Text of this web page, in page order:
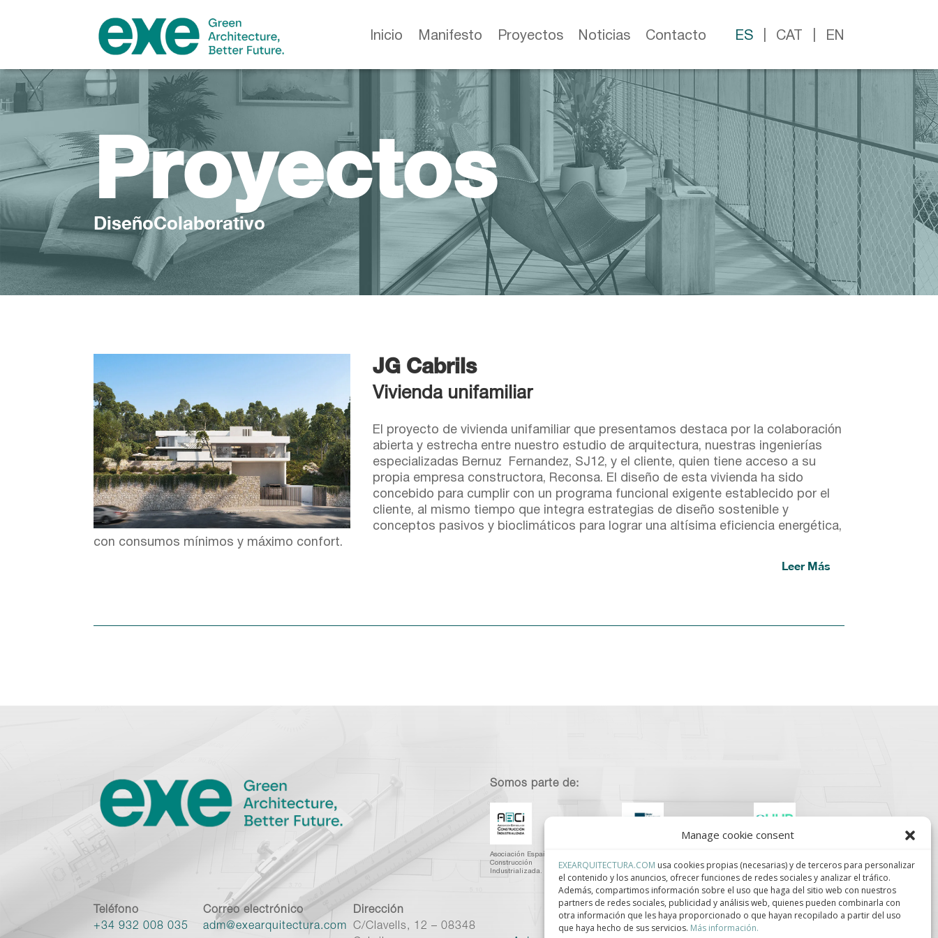
Manage cookie consent
EXEARQUITECTURA.COM usa cookies propias (necesarias) y de terceros para personalizar
el contenido y los anuncios, ofrecer funciones de redes sociales y analizar el tráfico.
Además, compartimos información sobre el uso que haga del sitio web con nuestros
partners de redes sociales, publicidad y análisis web, quienes pueden combinarla con
otra información que les haya proporcionado o que hayan recopilado a partir del uso
que haya hecho de sus servicios. Más información.
Inicio Manifesto Proyectos Noticias Contacto ES CAT EN
Proyectos
DiseñoColaborativo
JG Cabrils
Vivienda unifamiliar
El proyecto de vivienda unifamiliar que presentamos destaca por la colaboración
abierta y estrecha entre nuestro estudio de arquitectura, nuestras ingenierías
especializadas Bernuz Fernandez, SJ12, y el cliente, quien tiene acceso a su
propia empresa constructora, Reconsa. El diseño de esta vivienda ha sido
concebido para cumplir con un programa funcional exigente establecido por el
cliente, al mismo tiempo que integra estrategias de diseño sostenible y
conceptos pasivos y bioclimáticos para lograr una altísima eficiencia energética,
con consumos mínimos y máximo confort.
Leer Más
Somos parte de:
Asociación Española de
Construcción
Industrializada.
Industrializada de
Tecnológica en
Bioconstrucción y
Paisajismo.
Teléfono
+34 932 008 035
Correo electrónico
adm@exearquitectura.com
Dirección
C/Clavells, 12 – 08348